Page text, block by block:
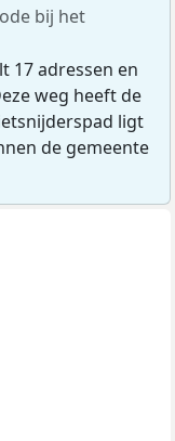
bij het
17 adressen en
weg heeft de
ligt
de gemeente